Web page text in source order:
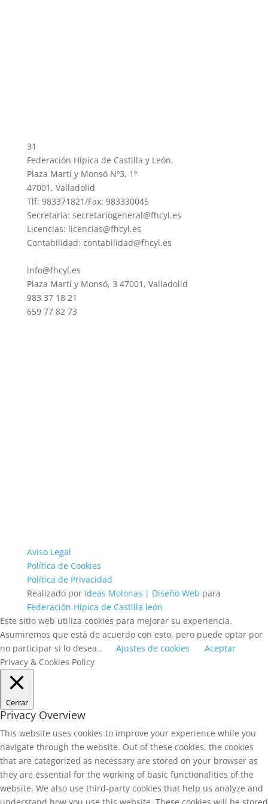
31
Federación Hípica de Castilla y León.
Plaza Martí y Monsó Nº3, 1º
47001, Valladolid
Tlf: 983371821/Fax: 983330045
Secretaria: secretariogeneral@fhcyl.es
Licencias: licencias@fhcyl.es
Contabilidad: contabilidad@fhcyl.es
info@fhcyl.es
Plaza Martí y Monsó, 3 47001, Valladolid
983 37 18 21
659 77 82 73
Aviso Legal
Política de Cookies
Política de Privacidad
Realizado por Ideas Molonas | Diseño Web para
Federación Hípica de Castilla león
Este sitio web utiliza cookies para mejorar su experiencia.
Asumiremos que está de acuerdo con esto, pero puede optar por
no participar si lo desea..
Ajustes de cookies
Aceptar
Privacy & Cookies Policy
Cerrar
Privacy Overview
This website uses cookies to improve your experience while you
navigate through the website. Out of these cookies, the cookies
that are categorized as necessary are stored on your browser as
they are essential for the working of basic functionalities of the
website. We also use third-party cookies that help us analyze and